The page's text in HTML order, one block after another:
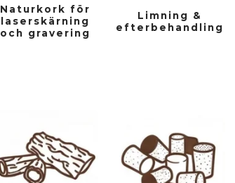
Naturkork för
laserskärning
och gravering
Limning &
efterbehandling